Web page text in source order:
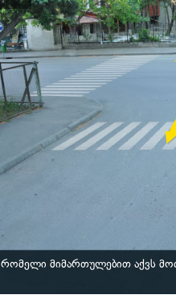
რომელი მიმართულებით აქვს